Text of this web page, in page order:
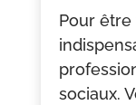
Pour être
sociaux.